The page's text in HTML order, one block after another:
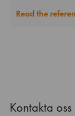
Read the
Kontakta